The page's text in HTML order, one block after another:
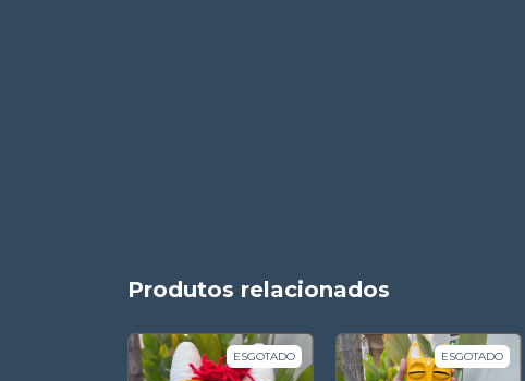
Produtos relacionados
ESGOTADO ESGOTADO